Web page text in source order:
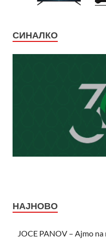
СИНАЛКО
НАЈНОВО
JOCE PANOV – Ajmo